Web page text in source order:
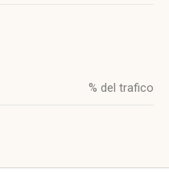
% del trafico